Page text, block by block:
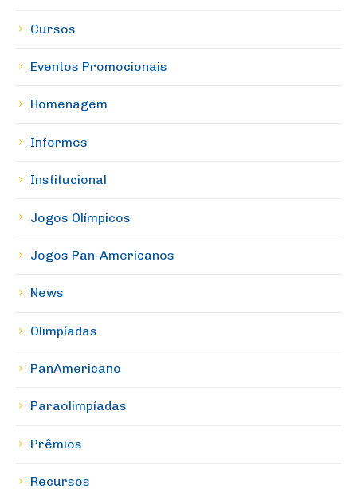
Cursos
Eventos Promocionais
Homenagem
Informes
Institucional
Jogos Olímpicos
Jogos Pan-Americanos
News
Olimpíadas
PanAmericano
Paraolimpíadas
Prêmios
Recursos